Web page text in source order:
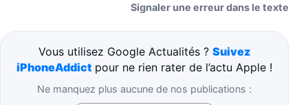
Signaler une erreur dans le texte
Vous utilisez Google Actualités ? Suivez
iPhoneAddict pour ne rien rater de l’actu Apple !
Ne manquez plus aucune de nos publications :